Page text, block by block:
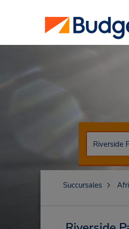
Succursales